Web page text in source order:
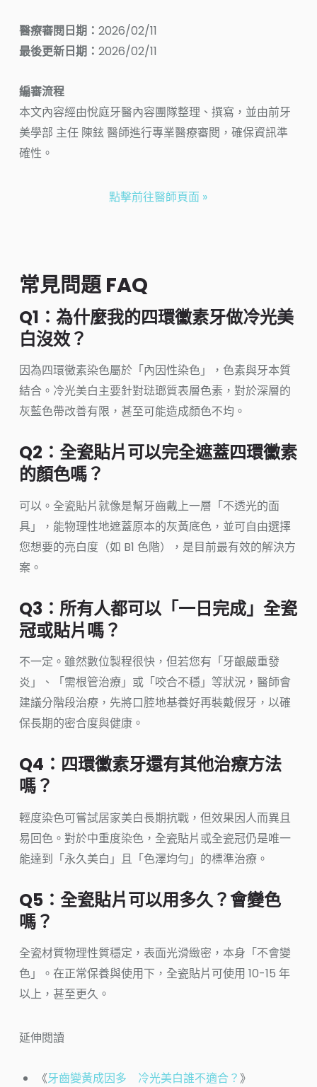
醫療審閱日期： 2026/02/11
最後更新日期： 2026/02/11
編審流程
本文內容經由悅庭牙醫內容團隊整理、撰寫，並由前牙
美學部 主任 陳鉉 醫師進行專業醫療審閱，確保資訊準
確性。
點擊前往醫師頁面 »
常見問題 FAQ
Q1：為什麼我的四環黴素牙做冷光美
白沒效？
因為四環黴素染色屬於「內因性染色」，色素與牙本質
結合。冷光美白主要針對琺瑯質表層色素，對於深層的
灰藍色帶改善有限，甚至可能造成顏色不均。
Q2：全瓷貼片可以完全遮蓋四環黴素
的顏色嗎？
可以。全瓷貼片就像是幫牙齒戴上一層「不透光的面
具」，能物理性地遮蓋原本的灰黃底色，並可自由選擇
您想要的亮白度（如 B1 色階），是目前最有效的解決方
案。
Q3：所有人都可以「一日完成」全瓷
冠或貼片嗎？
不一定。雖然數位製程很快，但若您有「牙齦嚴重發
炎」、「需根管治療」或「咬合不穩」等狀況，醫師會
建議分階段治療，先將口腔地基養好再裝戴假牙，以確
保長期的密合度與健康。
Q4：四環黴素牙還有其他治療方法
嗎？
輕度染色可嘗試居家美白長期抗戰，但效果因人而異且
易回色。對於中重度染色，全瓷貼片或全瓷冠仍是唯一
能達到「永久美白」且「色澤均勻」的標準治療。
Q5：全瓷貼片可以用多久？會變色
嗎？
全瓷材質物理性質穩定，表面光滑緻密，本身「不會變
色」。在正常保養與使用下，全瓷貼片可使用 10-15 年
以上，甚至更久。
延伸閱讀
《牙齒變黃成因多 冷光美白誰不適合？》